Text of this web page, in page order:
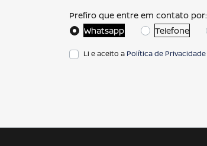
Prefiro que entre em contato por:
Whatsapp
Telefone
Li e aceito a Política de Privacidade